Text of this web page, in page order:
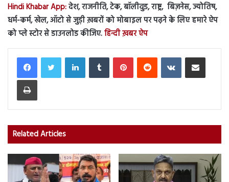
Hindi Khabar App:देश, राजनीति, टेक, बॉलीवुड, राष्ट्र, बिज़नेस, ज्योतिष,
धर्म-कर्म, खेल, ऑटो से जुड़ी ख़बरों को मोबाइल पर पढ़ने के लिए हमारे ऐप
को प्ले स्टोर से डाउनलोड कीजिए.हिन्दी ख़बर ऐप
LinkedInTumblr PinterestReddit VKontakteShare via Email
Print
Related Articles